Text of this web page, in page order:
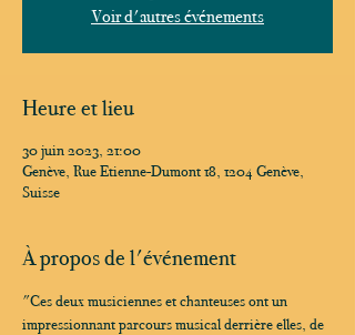
Voir d'autres événements
Heure et lieu
30 juin 2023, 21:00
Genève, Rue Etienne-Dumont 18, 1204 Genève,
Suisse
À propos de l'événement
"Ces deux musiciennes et chanteuses ont un
impressionnant parcours musical derrière elles, de